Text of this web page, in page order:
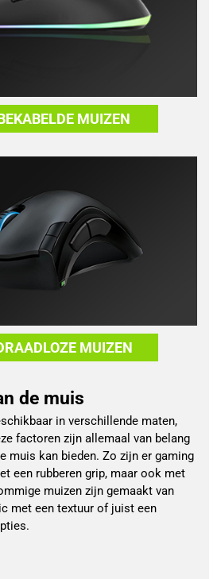
MUIZEN
MUIZEN
de muis
in verschillende maten,
factoren zijn allemaal van belang
muis kan bieden. Zo zijn er gaming
een rubberen grip, maar ook met
muizen zijn gemaakt van
met een textuur of juist een